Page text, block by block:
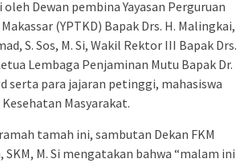
Dewan pembina Yayasan Perguruan
(YPTKD) Bapak Drs. H. Malingkai,
S. Sos, M. Si, Wakil Rektor III Bapak Drs.
Lembaga Penjaminan Mutu Bapak Dr.
serta para jajaran petinggi, mahasiswa
Masyarakat.
tamah ini, sambutan Dekan FKM
SKM, M. Si mengatakan bahwa “malam ini